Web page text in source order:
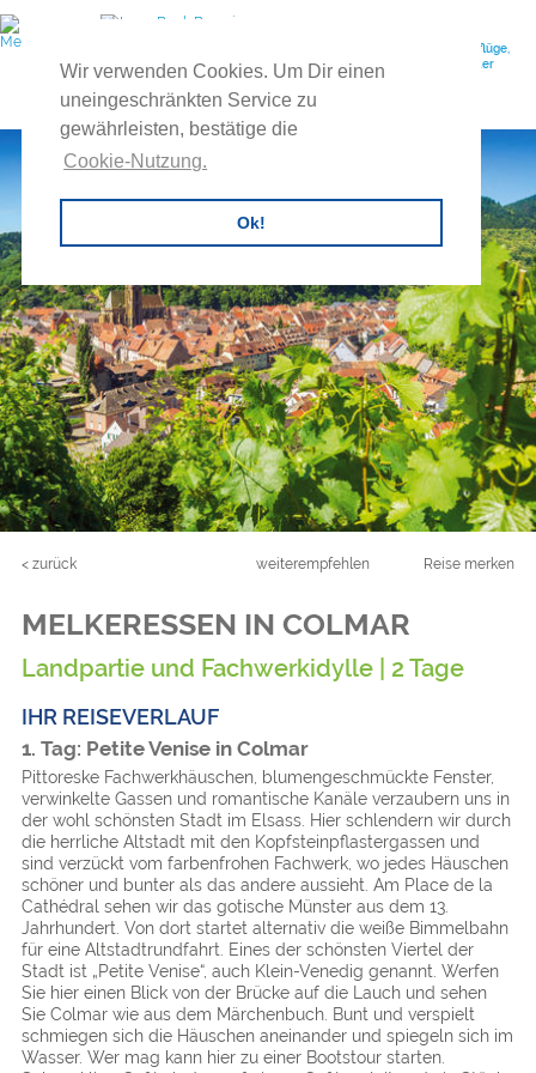
Wir verwenden Cookies. Um Dir einen
uneingeschränkten Service zu
gewährleisten, bestätige die
Cookie-Nutzung.
Ok!
Ihr Reiseveranstalter für individuelle Gruppenreisen, Feuerwehrausflüge,
Vereinsreisen, Betriebsausflüge, Exkursionen, Tagesreisen, Buscharter
uvm.
< zurück weiterempfehlen Reise merken
MELKERESSEN IN COLMAR
Landpartie und Fachwerkidylle | 2 Tage
IHR REISEVERLAUF
1. Tag: Petite Venise in Colmar
Pittoreske Fachwerkhäuschen, blumengeschmückte Fenster,
verwinkelte Gassen und romantische Kanäle verzaubern uns in
der wohl schönsten Stadt im Elsass. Hier schlendern wir durch
die herrliche Altstadt mit den Kopfsteinpflastergassen und
sind verzückt vom farbenfrohen Fachwerk, wo jedes Häuschen
schöner und bunter als das andere aussieht. Am Place de la
Cathédral sehen wir das gotische Münster aus dem 13.
Jahrhundert. Von dort startet alternativ die weiße Bimmelbahn
für eine Altstadtrundfahrt. Eines der schönsten Viertel der
Stadt ist „Petite Venise“, auch Klein-Venedig genannt. Werfen
Sie hier einen Blick von der Brücke auf die Lauch und sehen
Sie Colmar wie aus dem Märchenbuch. Bunt und verspielt
schmiegen sich die Häuschen aneinander und spiegeln sich im
Wasser. Wer mag kann hier zu einer Bootstour starten.